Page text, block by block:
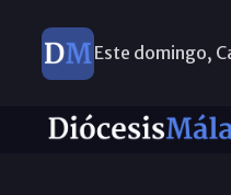
Este domingo,